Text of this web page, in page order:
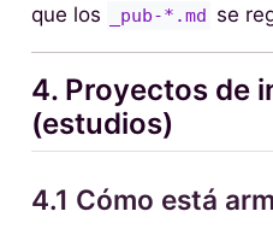
que los
_pub-*.md se
4. Proyectos de
(estudios)
4.1 Cómo está